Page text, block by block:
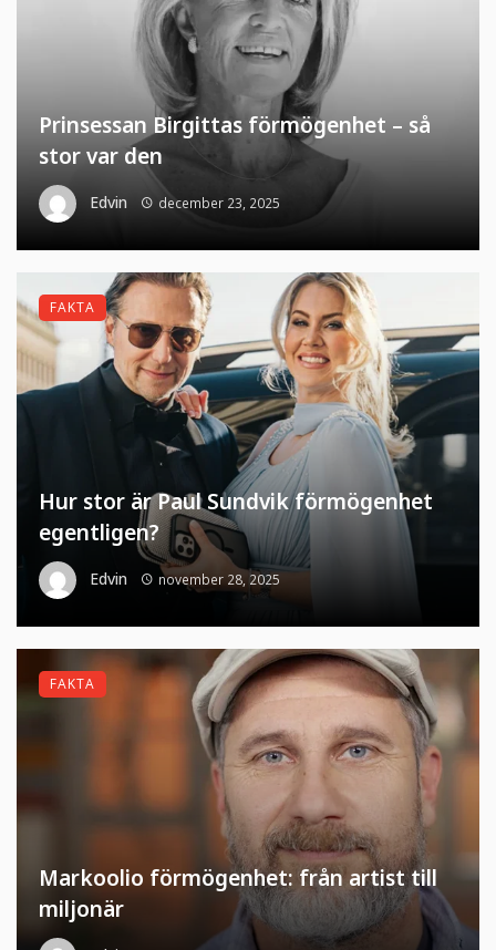
Prinsessan Birgittas förmögenhet – så
stor var den
Edvin december 23, 2025
Hur stor är Paul Sundvik förmögenhet
egentligen?
Edvin november 28, 2025
FAKTA
Markoolio förmögenhet: från artist till
miljonär
FAKTA